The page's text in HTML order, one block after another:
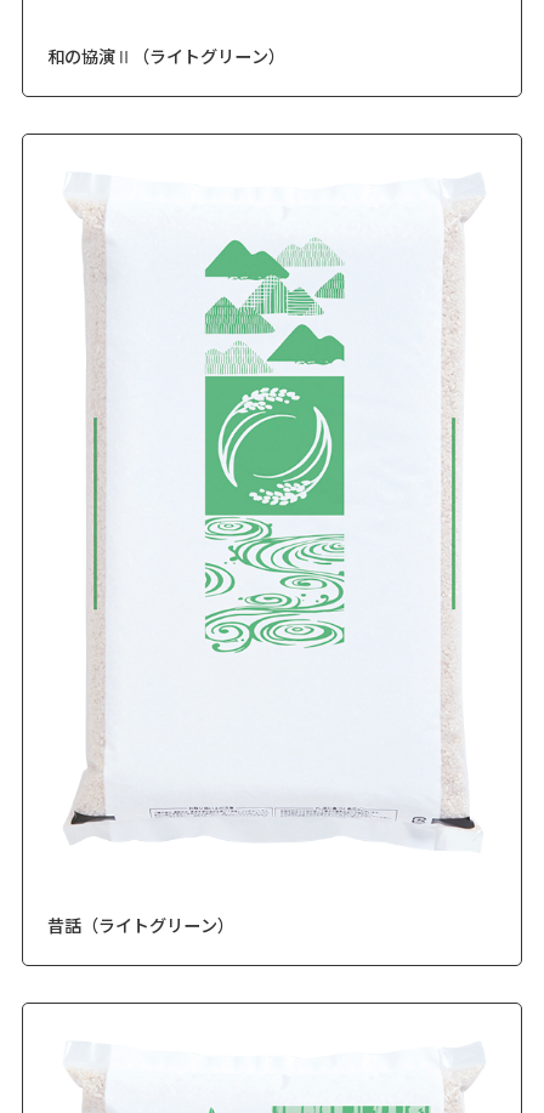
和の協演Ⅱ（ライトグリーン）
昔話（ライトグリーン）